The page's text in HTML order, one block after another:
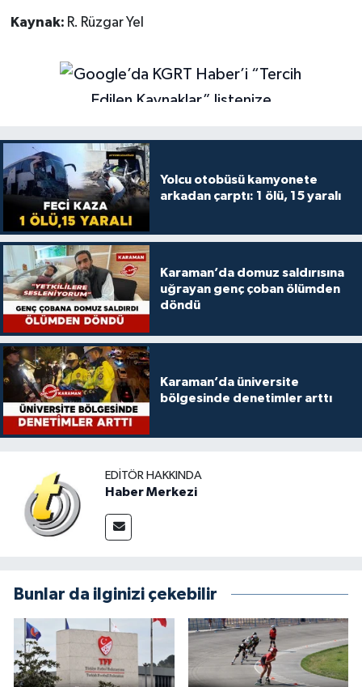
Kaynak: R. Rüzgar Yel
Yolcu otobüsü kamyonete
arkadan çarptı: 1 ölü, 15 yaralı
Karaman’da domuz saldırısına
uğrayan genç çoban ölümden
döndü
Karaman’da üniversite
bölgesinde denetimler arttı
EDITÖR HAKKINDA
Haber Merkezi
Bunlar da ilginizi çekebilir